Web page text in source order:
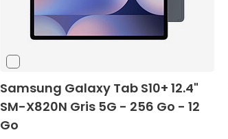
Samsung Galaxy Tab S10+ 12.4"
SM-X820N Gris 5G - 256 Go - 12
Go